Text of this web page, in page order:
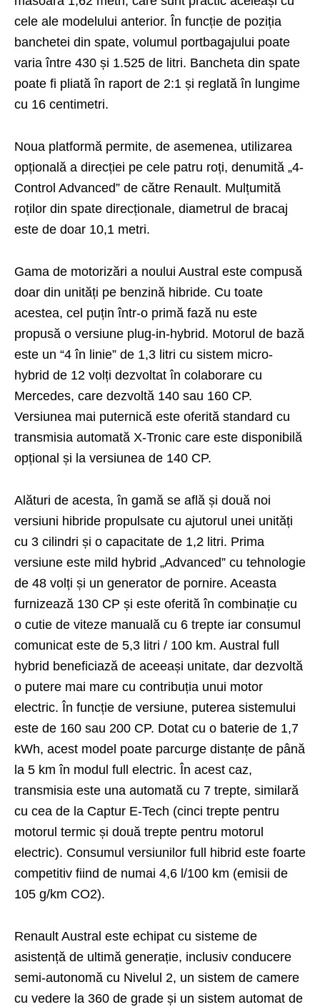
cele ale modelului anterior. În funcție de poziția
banchetei din spate, volumul portbagajului poate
varia între 430 și 1.525 de litri. Bancheta din spate
poate fi pliată în raport de 2:1 și reglată în lungime
cu 16 centimetri.
Noua platformă permite, de asemenea, utilizarea
opțională a direcției pe cele patru roți, denumită „4-
Control Advanced” de către Renault. Mulțumită
roților din spate direcționale, diametrul de bracaj
este de doar 10,1 metri.
Gama de motorizări a noului Austral este compusă
doar din unități pe benzină hibride. Cu toate
acestea, cel puțin într-o primă fază nu este
propusă o versiune plug-in-hybrid. Motorul de bază
este un “4 în linie” de 1,3 litri cu sistem micro-
hybrid de 12 volți dezvoltat în colaborare cu
Mercedes, care dezvoltă 140 sau 160 CP.
Versiunea mai puternică este oferită standard cu
transmisia automată X-Tronic care este disponibilă
opțional și la versiunea de 140 CP.
Alături de acesta, în gamă se află și două noi
versiuni hibride propulsate cu ajutorul unei unități
cu 3 cilindri și o capacitate de 1,2 litri. Prima
versiune este mild hybrid „Advanced” cu tehnologie
de 48 volți și un generator de pornire. Aceasta
furnizează 130 CP și este oferită în combinație cu
o cutie de viteze manuală cu 6 trepte iar consumul
comunicat este de 5,3 litri / 100 km. Austral full
hybrid beneficiază de aceeași unitate, dar dezvoltă
o putere mai mare cu contribuția unui motor
electric. În funcție de versiune, puterea sistemului
este de 160 sau 200 CP. Dotat cu o baterie de 1,7
kWh, acest model poate parcurge distanțe de până
la 5 km în modul full electric. În acest caz,
transmisia este una automată cu 7 trepte, similară
cu cea de la Captur E-Tech (cinci trepte pentru
motorul termic și două trepte pentru motorul
electric). Consumul versiunilor full hibrid este foarte
competitiv fiind de numai 4,6 l/100 km (emisii de
105 g/km CO2).
Renault Austral este echipat cu sisteme de
asistență de ultimă generație, inclusiv conducere
semi-autonomă cu Nivelul 2, un sistem de camere
cu vedere la 360 de grade și un sistem automat de